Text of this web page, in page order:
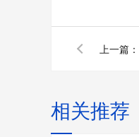
上一篇：
相关推荐